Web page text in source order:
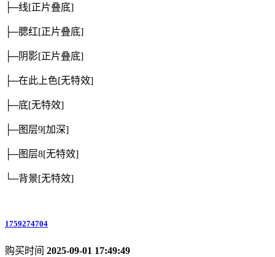
├─线[正片叠底]
├─腮红[正片叠底]
├─阴影[正片叠底]
├─在此上色[无特效]
├─底[无特效]
├─图层9[加深]
├─图层8[无特效]
└─背景[无特效]
1759274704
购买时间 2025-09-01 17:49:49